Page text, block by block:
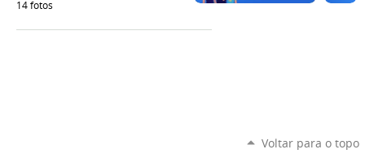
14 fotos
Voltar para o topo